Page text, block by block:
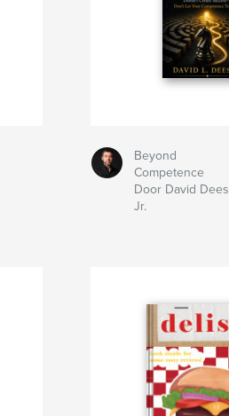
Beyond
Competence
Door David Dees
Jr.